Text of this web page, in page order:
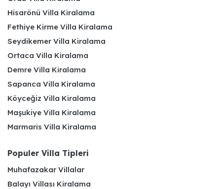
Hisarönü Villa Kiralama
Fethiye Kirme Villa Kiralama
Seydikemer Villa Kiralama
Ortaca Villa Kiralama
Demre Villa Kiralama
Sapanca Villa Kiralama
Köyceğiz Villa Kiralama
Maşukiye Villa Kiralama
Marmaris Villa Kiralama
Populer Villa Tipleri
Muhafazakar Villalar
Balayı Villası Kiralama